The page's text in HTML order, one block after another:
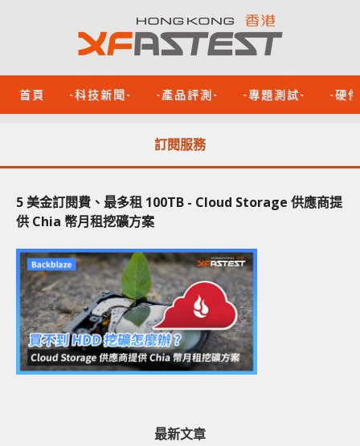
首頁 -科技新聞- -產品評測- -專題測試- -硬
訂閱服務
5 美金訂閱費、最多租 100TB - Cloud Storage 供應商提
供 Chia 幣月租挖礦方案
最新文章